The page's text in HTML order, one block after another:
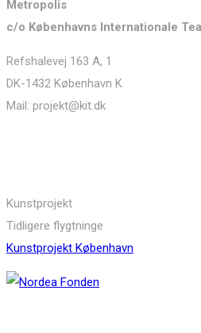
Metropolis
c/o Københavns Internationale
Refshalevej 163 A, 1
DK-1432 København K
Mail: projekt@kit.dk
Kunstprojekt
Tidligere flygtninge
Kunstprojekt København